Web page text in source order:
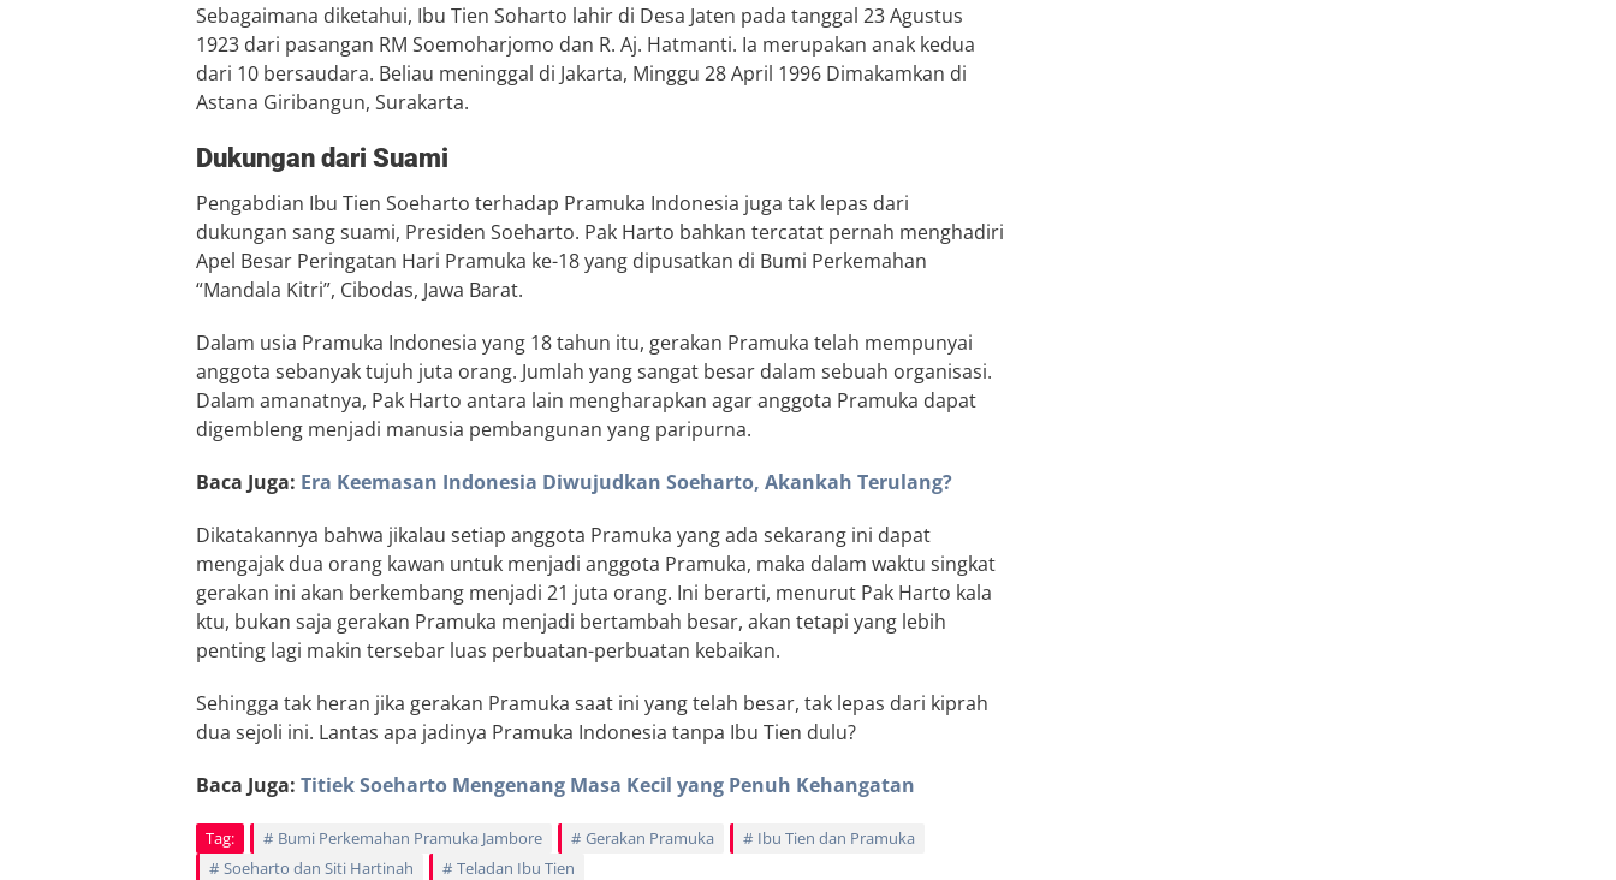
Sebagaimana diketahui, Ibu Tien Soharto lahir di Desa Jaten pada tanggal 23 Agustus
1923 dari pasangan RM Soemoharjomo dan R. Aj. Hatmanti. Ia merupakan anak kedua
dari 10 bersaudara. Beliau meninggal di Jakarta, Minggu 28 April 1996 Dimakamkan di
Astana Giribangun, Surakarta.
Dukungan dari Suami
Pengabdian Ibu Tien Soeharto terhadap Pramuka Indonesia juga tak lepas dari
dukungan sang suami, Presiden Soeharto. Pak Harto bahkan tercatat pernah menghadiri
Apel Besar Peringatan Hari Pramuka ke-18 yang dipusatkan di Bumi Perkemahan
“Mandala Kitri”, Cibodas, Jawa Barat.
Dalam usia Pramuka Indonesia yang 18 tahun itu, gerakan Pramuka telah mempunyai
anggota sebanyak tujuh juta orang. Jumlah yang sangat besar dalam sebuah organisasi.
Dalam amanatnya, Pak Harto antara lain mengharapkan agar anggota Pramuka dapat
digembleng menjadi manusia pembangunan yang paripurna.
Baca Juga: Era Keemasan Indonesia Diwujudkan Soeharto, Akankah Terulang?
Dikatakannya bahwa jikalau setiap anggota Pramuka yang ada sekarang ini dapat
mengajak dua orang kawan untuk menjadi anggota Pramuka, maka dalam waktu singkat
gerakan ini akan berkembang menjadi 21 juta orang. Ini berarti, menurut Pak Harto kala
ktu, bukan saja gerakan Pramuka menjadi bertambah besar, akan tetapi yang lebih
penting lagi makin tersebar luas perbuatan-perbuatan kebaikan.
Sehingga tak heran jika gerakan Pramuka saat ini yang telah besar, tak lepas dari kiprah
dua sejoli ini. Lantas apa jadinya Pramuka Indonesia tanpa Ibu Tien dulu?
Baca Juga: Titiek Soeharto Mengenang Masa Kecil yang Penuh Kehangatan
Tag: Bumi Perkemahan Pramuka Jambore Gerakan Pramuka
Ibu Tien dan Pramuka
Soeharto dan Siti Hartinah
Teladan Ibu Tien